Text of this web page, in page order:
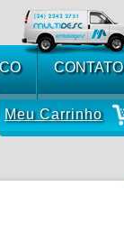
CONTATO
Meu Carrinho